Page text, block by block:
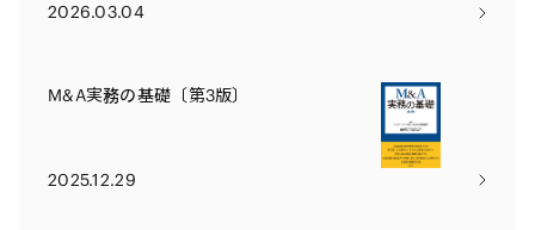
2026.03.04
M&A実務の基礎〔第3版〕
2025.12.29